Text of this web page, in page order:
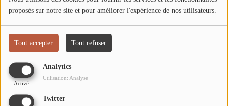
proposés sur notre site et pour améliorer l'expérience de nos utilisateurs.
Tout accepter Tout refuser
Analytics
Activé
Utilisation: Analyse
Twitter
évènement Studio 45 - Salon de l’Auto 2025 à Gien